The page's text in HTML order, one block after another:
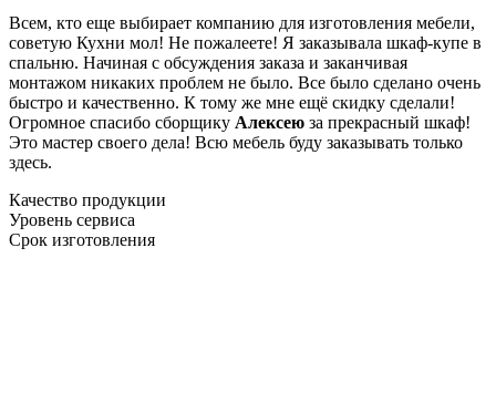
Всем, кто еще выбирает компанию для изготовления мебели,
советую Кухни мол! Не пожалеете! Я заказывала шкаф-купе в
спальню. Начиная с обсуждения заказа и заканчивая
монтажом никаких проблем не было. Все было сделано очень
быстро и качественно. К тому же мне ещё скидку сделали!
Огромное спасибо сборщику Алексею за прекрасный шкаф!
Это мастер своего дела! Всю мебель буду заказывать только
здесь.
Качество продукции
Уровень сервиса
Срок изготовления